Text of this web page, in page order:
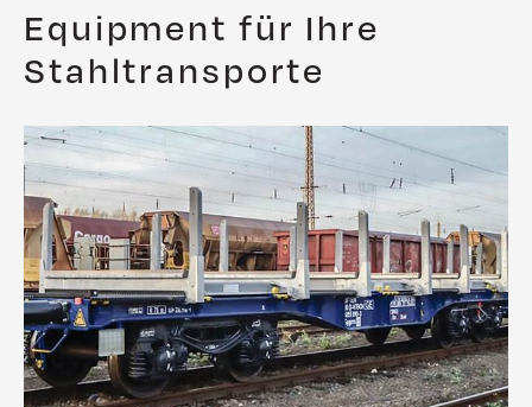
Equipment für Ihre
Stahltransporte